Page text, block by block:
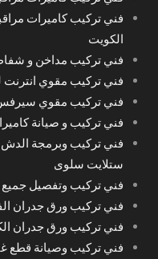
فني تركيب كاميرات
الكويت
فني تركيب مداخن و
فني تركيب مقوي
فني تركيب مقوي
فني تركيب و صيانة
فني تركيب وبرمجة
ستلايت سلوى
فني تركيب وتفصيل جميع
فني تركيب ورق جدران
فني تركيب ورق جدران
فني تركيب وصيانة قطع